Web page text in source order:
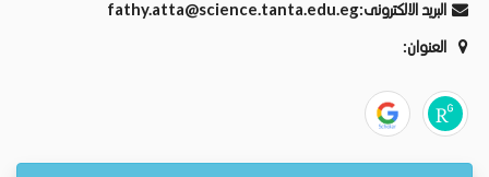
البريد الالكترونى:fathy.atta@science.tanta.edu.eg
العنوان: